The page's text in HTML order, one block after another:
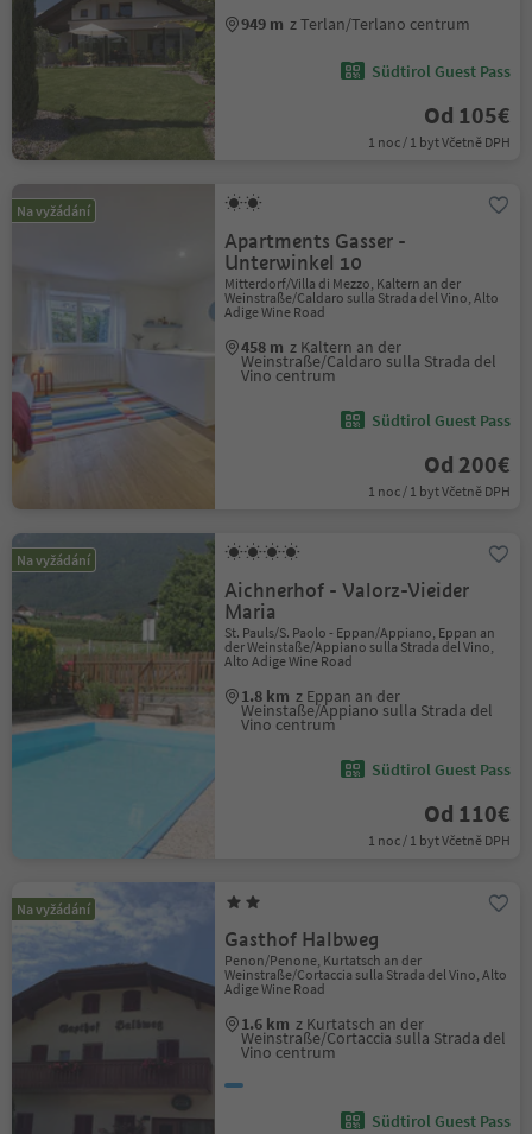
949 m z Terlan/Terlano centrum
Südtirol Guest Pass
Od 105€
1 noc / 1 byt Včetně DPH
Na vyžádání
Apartments Gasser -
Unterwinkel 10
Mitterdorf/Villa di Mezzo, Kaltern an der
Weinstraße/Caldaro sulla Strada del Vino, Alto
Adige Wine Road
458 m z Kaltern an der
Weinstraße/Caldaro sulla Strada del
Vino centrum
Südtirol Guest Pass
Od 200€
1 noc / 1 byt Včetně DPH
Na vyžádání
Aichnerhof - Valorz-Vieider
Maria
St. Pauls/S. Paolo - Eppan/Appiano, Eppan an
der Weinstaße/Appiano sulla Strada del Vino,
Alto Adige Wine Road
1.8 km z Eppan an der
Weinstaße/Appiano sulla Strada del
Vino centrum
Südtirol Guest Pass
Od 110€
1 noc / 1 byt Včetně DPH
Na vyžádání
Gasthof Halbweg
Penon/Penone, Kurtatsch an der
Weinstraße/Cortaccia sulla Strada del Vino, Alto
Adige Wine Road
1.6 km z Kurtatsch an der
Weinstraße/Cortaccia sulla Strada del
Vino centrum
Südtirol Guest Pass